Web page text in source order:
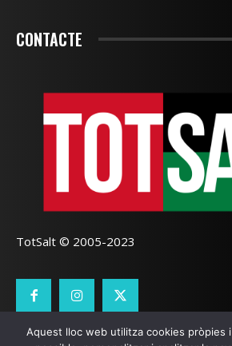
CONTACTE
TotSalt © 2005-2023
Aquest lloc web utilitza cookies pròpies